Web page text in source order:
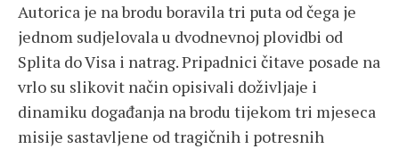
Autorica je na brodu boravila tri puta od čega je
jednom sudjelovala u dvodnevnoj plovidbi od
Splita do Visa i natrag. Pripadnici čitave posade na
vrlo su slikovit način opisivali doživljaje i
dinamiku događanja na brodu tijekom tri mjeseca
misije sastavljene od tragičnih i potresnih